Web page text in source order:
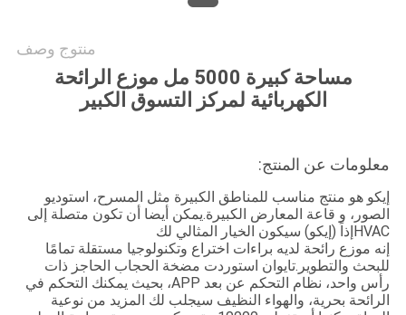
الخصوصية
منتوج وصف
مساحة كبيرة 5000 مل موزع الرائحة
الكهربائية لمركز التسوق الكبير
معلومات عن المنتج:
إيكو هو منتج مناسب للمناطق الكبيرة مثل المسرح، استوديو
الصور، و قاعة المعارض الكبيرة.يمكن أيضا أن تكون متصلة إلى
HVACإذاً (إيكو) سيكون الخيار المثالي لك
إنه موزع رائحة لديه براءات اختراع وتكنولوجيا مستقلة تمامًا
للبحث والتطوير.تايوان استوردت مضخة الحجاب الحاجز ذات
رأس واحد، نظام التحكم عن بعد APP، بحيث يمكنك التحكم في
الرائحة بحرية، والهواء النظيف سيجلب لك المزيد من نوعية